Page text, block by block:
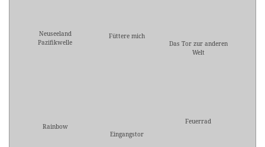
Neuseeland
Pazifikwelle
Füttere mich
Das Tor zur anderen
Welt
Rainbow
Eingangstor
Feuerrad